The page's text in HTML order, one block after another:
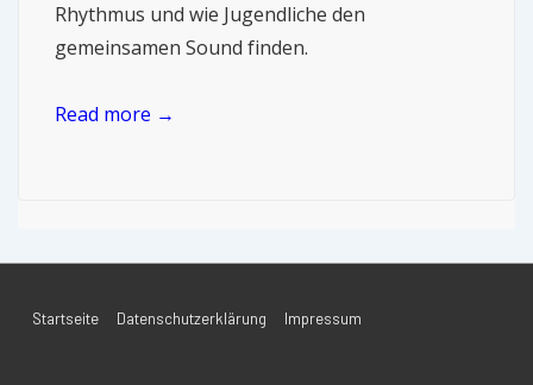
Rhythmus und wie Jugendliche den
gemeinsamen Sound finden.
Read more →
Startseite Datenschutzerklärung Impressum